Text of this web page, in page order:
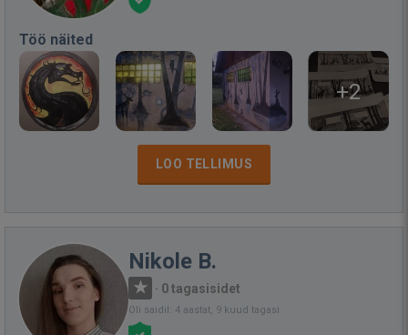
Töö näited
+2
LOO TELLIMUS
Nikole B.
· 0 tagasisidet
Oli saidil: 4 aastat, 9 kuud tagasi